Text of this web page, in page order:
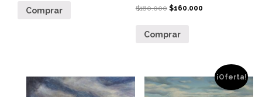
Comprar $180.000 $160.000
Comprar
¡Oferta!